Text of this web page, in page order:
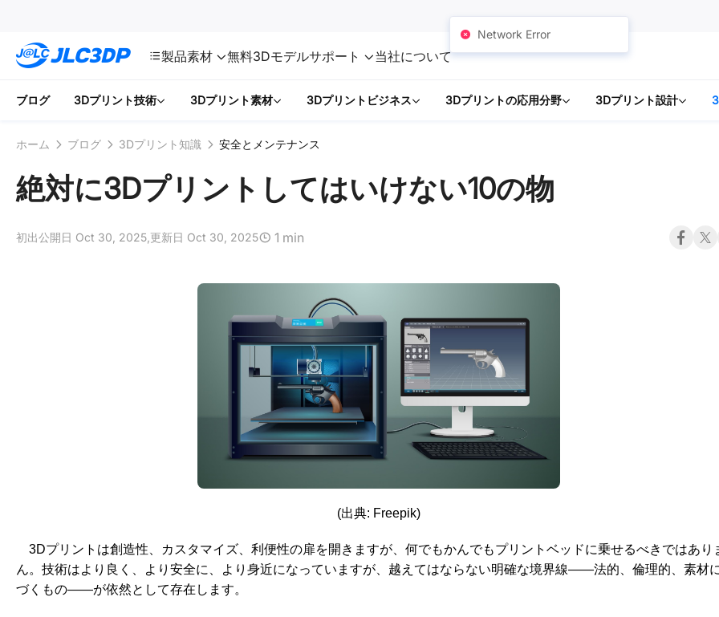
製品素材 無料3Dモデルサポート 当社について
ブログ 3Dプリント技術 3Dプリント素材 3Dプリントビジネス 3Dプリントの応用分野 3Dプリント設計
ホーム ブログ 3Dプリント知識 安全とメンテナンス
絶対に3Dプリントしてはいけない10の物
初出公開日 Oct 30, 2025, 更新日 Oct 30, 2025 1 min
(出典: Freepik)
3Dプリントは創造性、カスタマイズ、利便性の扉を開きますが、何でもかんでもプリントベッドに乗せるべきではあり
ん。技術はより良く、より安全に、より身近になっていますが、越えてはならない明確な境界線——法的、倫理的、素材
づくもの——が依然として存在します。
Network Error